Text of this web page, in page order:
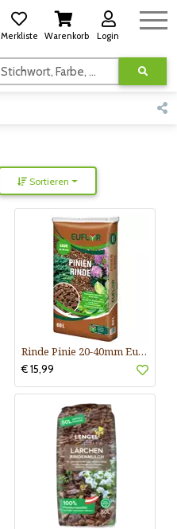
Merkliste Warenkorb Login
Suchen nach Kategorie, Name, Stichwort, Farbe, usw.
Sortieren
Rinde Pinie 20-40mm Euflor
€ 15,99